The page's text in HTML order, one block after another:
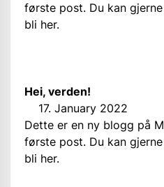
første post. Du kan
bli her.
Hei, verden!
17. January 2022
Dette er en ny blogg på
første post. Du kan
bli her.